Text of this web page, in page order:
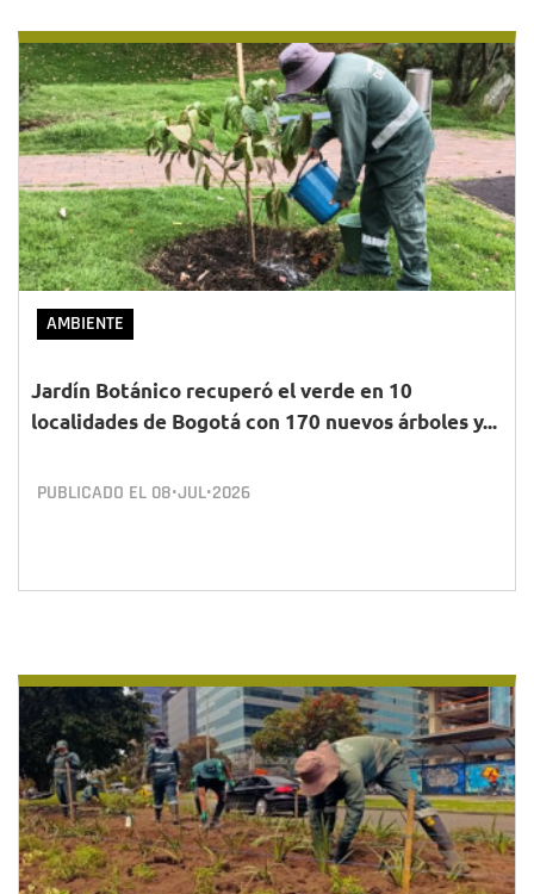
AMBIENTE
Jardín Botánico recuperó el verde en 10
localidades de Bogotá con 170 nuevos árboles y...
PUBLICADO EL 08•JUL•2026